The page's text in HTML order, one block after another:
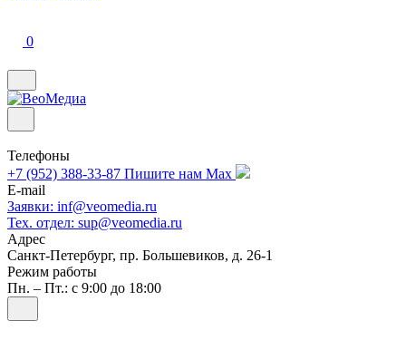
0
Телефоны
+7 (952) 388-33-87 Пишите нам Max
E-mail
Заявки: inf@veomedia.ru
Тех. отдел: sup@veomedia.ru
Адрес
Санкт-Петербург, пр. Большевиков, д. 26-1
Режим работы
Пн. – Пт.: с 9:00 до 18:00